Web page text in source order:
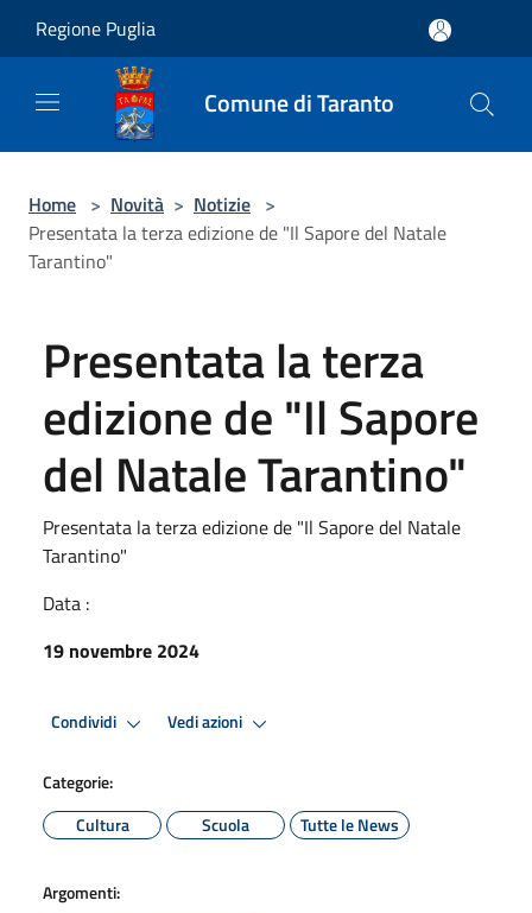
Regione Puglia
Comune di Taranto
Home > Novità > Notizie >
Presentata la terza edizione de "Il Sapore del Natale
Tarantino"
Presentata la terza
edizione de "Il Sapore
del Natale Tarantino"
Presentata la terza edizione de "Il Sapore del Natale
Tarantino"
Data :
19 novembre 2024
Condividi Vedi azioni
Categorie:
Cultura
Scuola Tutte le News
Argomenti: